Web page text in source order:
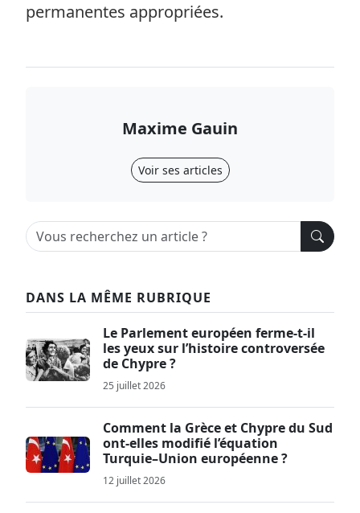
permanentes appropriées.
Maxime Gauin
Voir ses articles
DANS LA MÊME RUBRIQUE
Le Parlement européen ferme-t-il
les yeux sur l’histoire controversée
de Chypre ?
25 juillet 2026
Comment la Grèce et Chypre du Sud
ont-elles modifié l’équation
Turquie–Union européenne ?
12 juillet 2026